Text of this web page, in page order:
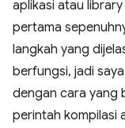
aplikasi atau
pertama
langkah yang
berfungsi, jadi
dengan cara yang
perintah kompilasi